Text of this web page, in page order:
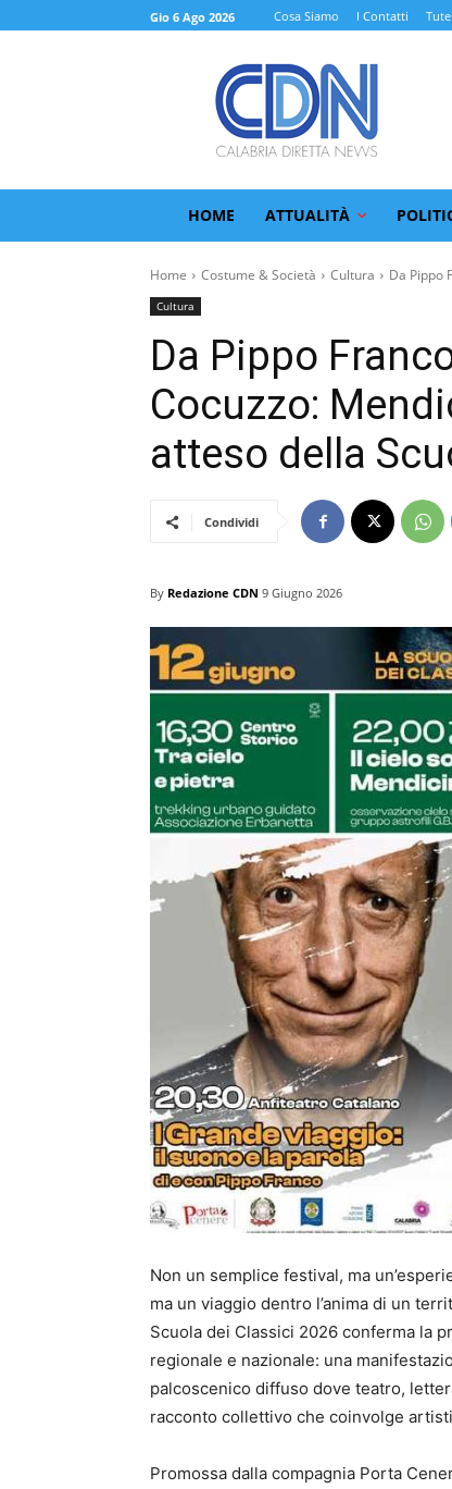
Gio 6 Ago 2026 Cosa Siamo I Contatti
HOME ATTUALITÀ
Home Costume & Società Cultura Da Pippo
Cultura
Da Pippo
Cocuzzo:
atteso della
Condividi
By Redazione CDN 9 Giugno 2026
Non un semplice festival, ma
ma un viaggio dentro l’anima di un
Scuola dei Classici 2026 conferma la
regionale e nazionale: una
palcoscenico diffuso dove teatro,
racconto collettivo che coinvolge
Promossa dalla compagnia Porta